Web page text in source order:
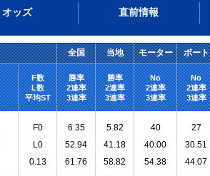
オッズ 直前情報
全国 当地 モーター ボート
F数
L数
平均ST
勝率
2連率
3連率
勝率
2連率
3連率
No
2連率
3連率
No
2連率
3連率
F0
L0
0.13
6.35
52.94
61.76
5.82
41.18
58.82
40
40.00
54.38
27
30.51
44.07